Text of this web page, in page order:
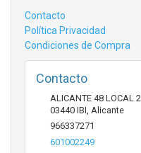
Contacto
Política Privacidad
Condiciones de Compra
Contacto
ALICANTE 48 LOCAL 2
03440 IBI Alicante
966337271
601002249